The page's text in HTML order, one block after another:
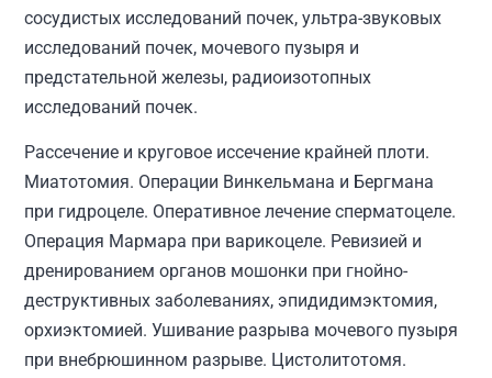
сосудистых исследований почек, ультра-звуковых
исследований почек, мочевого пузыря и
предстательной железы, радиоизотопных
исследований почек.
Рассечение и круговое иссечение крайней плоти.
Миатотомия. Операции Винкельмана и Бергмана
при гидроцеле. Оперативное лечение сперматоцеле.
Операция Мармара при варикоцеле. Ревизией и
дренированием органов мошонки при гнойно-
деструктивных заболеваниях, эпидидимэктомия,
орхиэктомией. Ушивание разрыва мочевого пузыря
при внебрюшинном разрыве. Цистолитотомя.